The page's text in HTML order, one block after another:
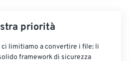
priorità
ci limitiamo a convertire i file: li
framework di sicurezza